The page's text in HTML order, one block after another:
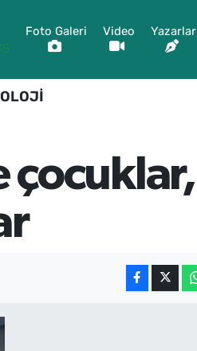
Foto Galeri Video Yazarlar
çocuklar,